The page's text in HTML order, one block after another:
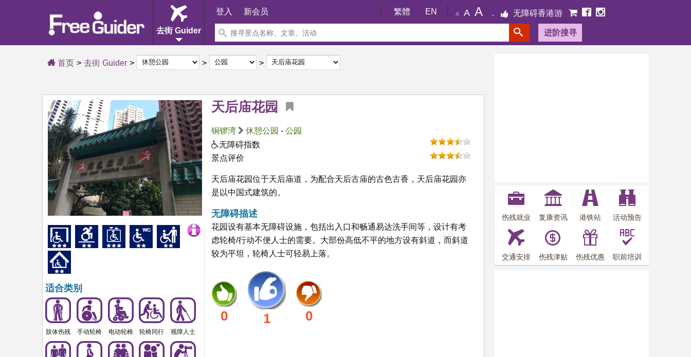
去街 Guider
登入 新会员 繁體 EN A A A 无障碍香港游
进阶搜寻
首页 去街 Guider
天后庙花园
铜锣湾 休憩公园 - 公园
无障碍指数
景点评价
适合类别
肢体伤残 手动轮椅 电动轮椅 轮椅同行 视障人士
天后庙花园位于天后庙道，为配合天后古庙的古色古香，天后庙花园亦
是以中国式建筑的。
无障碍描述
花园设有基本无障碍设施，包括出入口和畅通易达洗手间等，设计有考
虑轮椅/行动不便人士的需要。大部份高低不平的地方设有斜道，而斜道
较为平坦，轮椅人士可轻易上落。
0 1 0
伤残就业 复康资讯 港铁站 活动预告
交通安排 伤残津贴 伤残优惠 职前培训